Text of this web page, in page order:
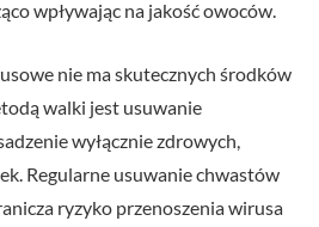
wpływając na jakość owoców.
nie ma skutecznych środków
walki jest usuwanie
wyłącznie zdrowych,
Regularne usuwanie chwastów
ryzyko przenoszenia wirusa